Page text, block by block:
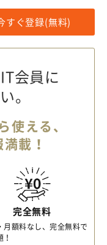
すぐ登録(無料)
会員に
。
使える、
載！
完全無料
月額料なし、完全無料で